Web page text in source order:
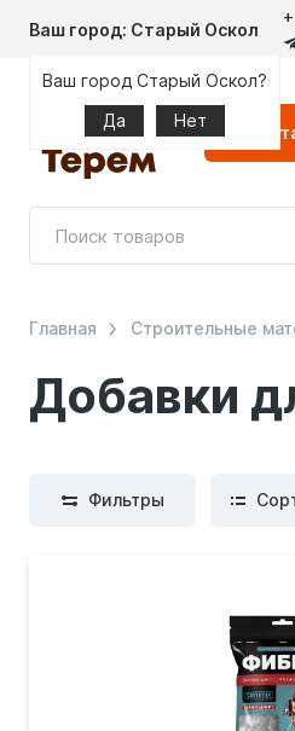
Ваш город: Старый Оскол
Ваш город Старый Оскол?
Да
Нет
Добавки
Главная Строительные
Фильтры